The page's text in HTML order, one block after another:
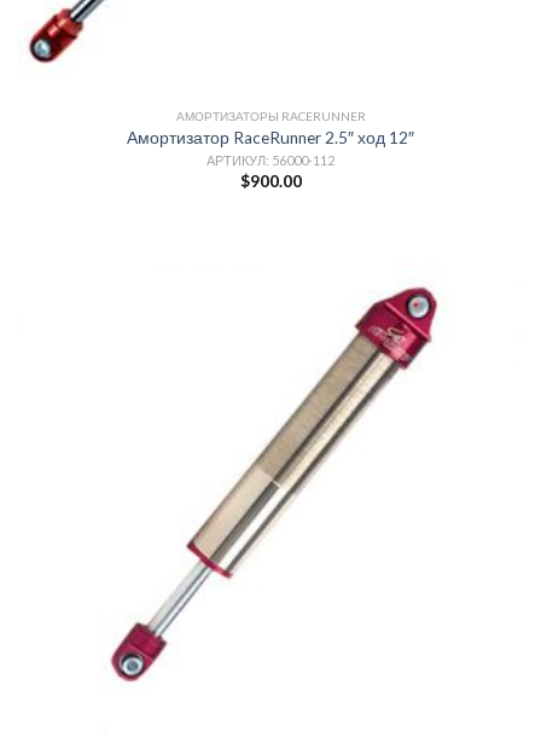
АМОРТИЗАТОРЫ RACERUNNER
Амортизатор RaceRunner 2.5″ ход 12″
АРТИКУЛ: 56000-112
$900.00